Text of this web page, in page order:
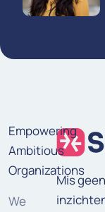
Empowering
Ambitious
Organizations
We
Mis